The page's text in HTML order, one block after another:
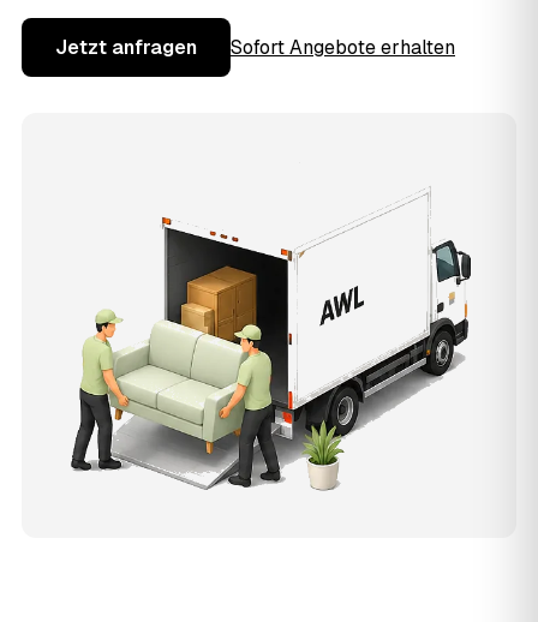
Jetzt anfragen Sofort Angebote erhalten